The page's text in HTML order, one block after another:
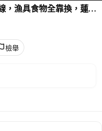
，漁具食物全靠換，蓮花
檢舉